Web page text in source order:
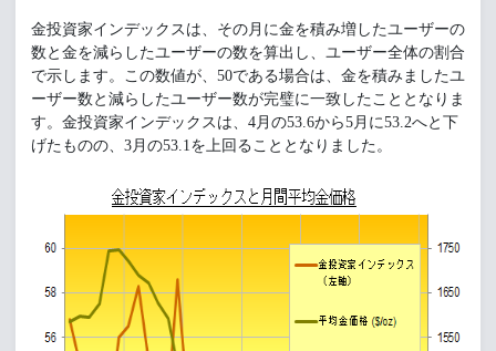
金投資家インデックスは、その月に金を積み増したユーザーの
数と金を減らしたユーザーの数を算出し、ユーザー全体の割合
で示します。この数値が、50である場合は、金を積みましたユ
ーザー数と減らしたユーザー数が完璧に一致したこととなりま
す。金投資家インデックスは、4月の53.6から5月に53.2へと下
げたものの、3月の53.1を上回ることとなりました。